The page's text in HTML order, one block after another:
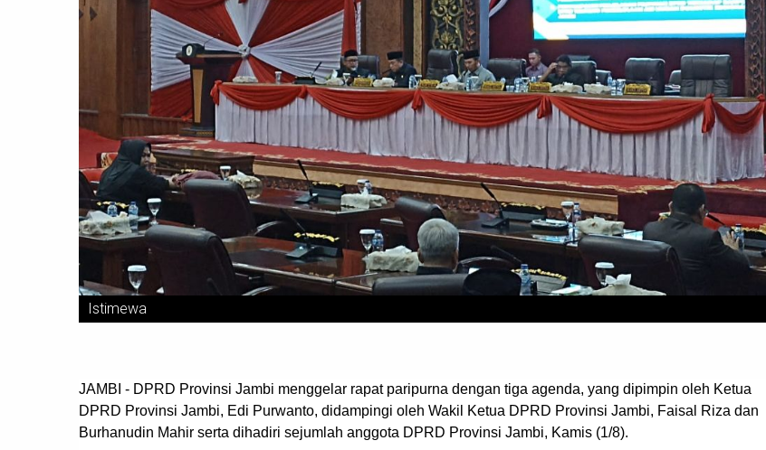
Istimewa
JAMBI - DPRD Provinsi Jambi menggelar rapat paripurna dengan tiga agenda, yang dipimpin oleh Ketua
DPRD Provinsi Jambi, Edi Purwanto, didampingi oleh Wakil Ketua DPRD Provinsi Jambi, Faisal Riza dan
Burhanudin Mahir serta dihadiri sejumlah anggota DPRD Provinsi Jambi, Kamis (1/8).